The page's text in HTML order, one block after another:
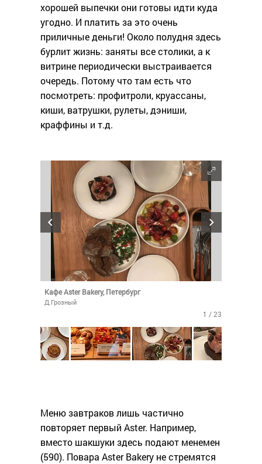
хорошей выпечки они готовы идти куда
угодно. И платить за это очень
приличные деньги! Около полудня здесь
бурлит жизнь: заняты все столики, а к
витрине периодически выстраивается
очередь. Потому что там есть что
посмотреть: профитроли, круассаны,
киши, ватрушки, рулеты, дэниши,
краффины и т.д.
Кафе Aster Bakery, Петербург
Д.Грозный
1 / 23
Меню завтраков лишь частично
повторяет первый Aster. Например,
вместо шакшуки здесь подают менемен
(590). Повара Aster Bakery не стремятся